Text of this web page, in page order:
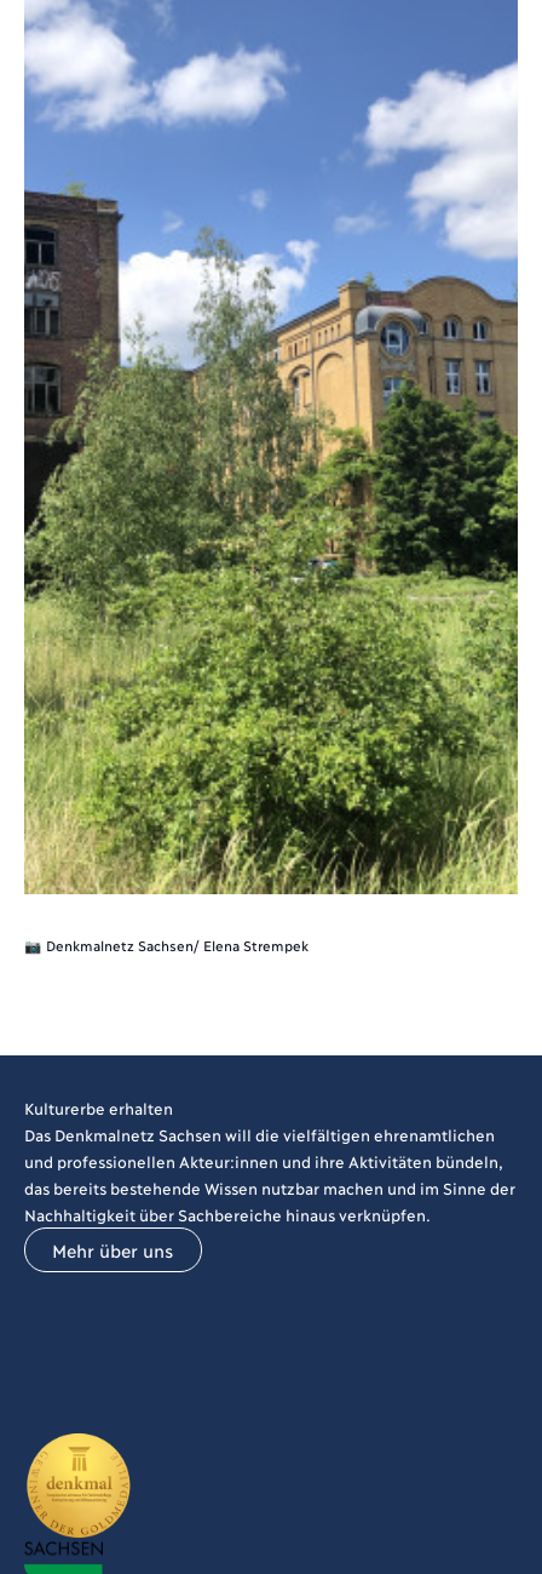
📷 Denkmalnetz Sachsen/ Elena Strempek
Kulturerbe erhalten
Das Denkmalnetz Sachsen will die vielfältigen ehrenamtlichen
und professionellen Akteur:innen und ihre Aktivitäten bündeln,
das bereits bestehende Wissen nutzbar machen und im Sinne der
Nachhaltigkeit über Sachbereiche hinaus verknüpfen.
Mehr über uns